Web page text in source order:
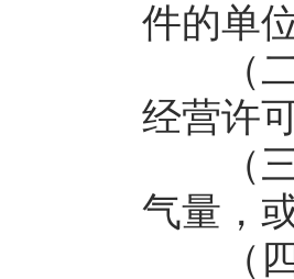
件的单
（二
经营许
（三
气量，
（四